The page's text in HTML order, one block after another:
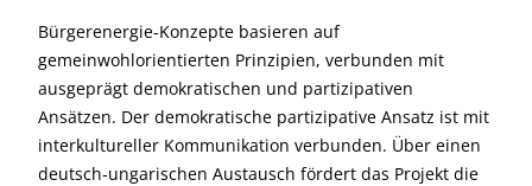
Bürgerenergie-Konzepte basieren auf
gemeinwohlorientierten Prinzipien, verbunden mit
ausgeprägt demokratischen und partizipativen
Ansätzen. Der demokratische partizipative Ansatz ist mit
interkultureller Kommunikation verbunden. Über einen
deutsch-ungarischen Austausch fördert das Projekt die